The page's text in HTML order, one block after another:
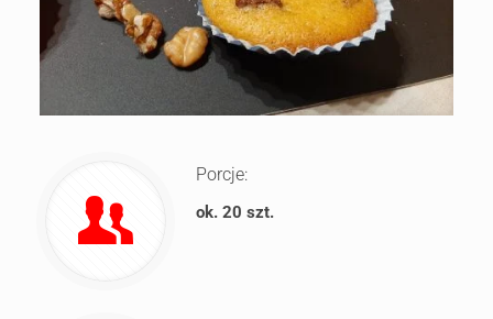
Porcje:
ok. 20 szt.